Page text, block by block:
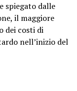
spiegato dalle
il maggiore
dei costi di
nell’inizio del